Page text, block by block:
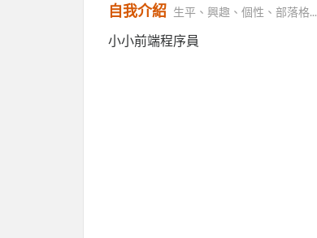
自我介紹 生平、興趣、個性、部落格...
小小前端程序員